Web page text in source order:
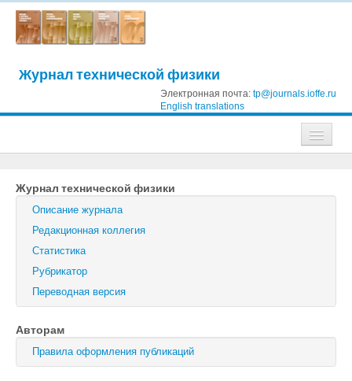
Журнал технической физики
Электронная почта: tp@journals.ioffe.ru
English translations
Журнал технической физики
Письма в Журнал технической физики
Физика твердого тела
Поиск
Журнал технической физики
Описание журнала
Редакционная коллегия
Статистика
Рубрикатор
Переводная версия
Авторам
Правила оформления публикаций